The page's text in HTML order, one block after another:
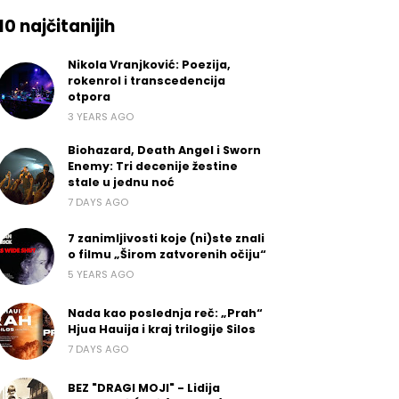
najčitanijih
Nikola Vranjković: Poezija,
rokenrol i transcedencija
otpora
3 YEARS AGO
Biohazard, Death Angel i Sworn
Enemy: Tri decenije žestine
stale u jednu noć
7 DAYS AGO
7 zanimljivosti koje (ni)ste znali
o filmu „Širom zatvorenih očiju“
5 YEARS AGO
Nada kao poslednja reč: „Prah“
Hjua Hauija i kraj trilogije Silos
7 DAYS AGO
BEZ "DRAGI MOJI" - Lidija